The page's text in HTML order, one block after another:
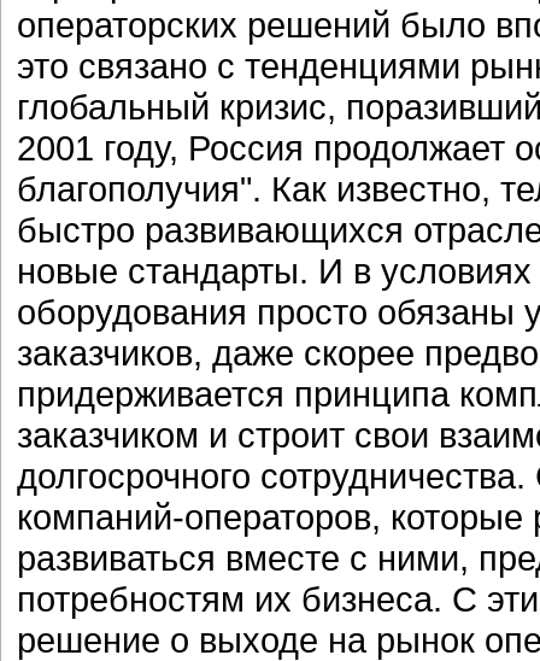
операторских решений было
это связано с тенденциями
глобальный кризис,
2001 году, Россия продолжает
благополучия". Как известно,
быстро развивающихся
новые стандарты. И в
оборудования просто обязаны
заказчиков, даже скорее
придерживается принципа
заказчиком и строит свои
долгосрочного
компаний-операторов,
развиваться вместе с ними,
потребностям их бизнеса. С
решение о выходе на рынок